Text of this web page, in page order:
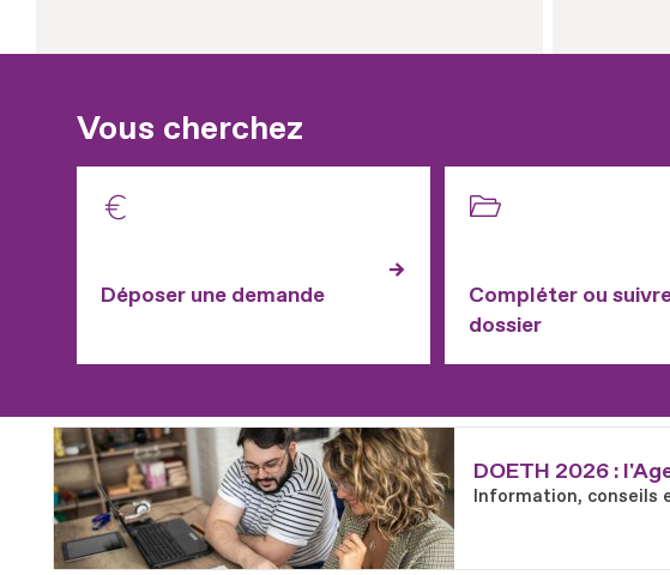
Vous cherchez
Déposer une demande
Compléter ou
dossier
DOETH 2026 :
Information, conseils
En savoir plus
Fichier